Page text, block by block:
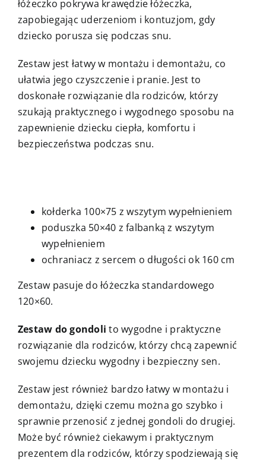
łóżeczko pokrywa krawędzie łóżeczka,
zapobiegając uderzeniom i kontuzjom, gdy
dziecko porusza się podczas snu.
Zestaw jest łatwy w montażu i demontażu, co
ułatwia jego czyszczenie i pranie. Jest to
doskonałe rozwiązanie dla rodziców, którzy
szukają praktycznego i wygodnego sposobu na
zapewnienie dziecku ciepła, komfortu i
bezpieczeństwa podczas snu.
kołderka 100×75 z wszytym wypełnieniem
poduszka 50×40 z falbanką z wszytym
wypełnieniem
ochraniacz z sercem o długości ok 160 cm
Zestaw pasuje do łóżeczka standardowego
120×60.
Zestaw do gondoli to wygodne i praktyczne
rozwiązanie dla rodziców, którzy chcą zapewnić
swojemu dziecku wygodny i bezpieczny sen.
Zestaw jest również bardzo łatwy w montażu i
demontażu, dzięki czemu można go szybko i
sprawnie przenosić z jednej gondoli do drugiej.
Może być również ciekawym i praktycznym
prezentem dla rodziców, którzy spodziewają się